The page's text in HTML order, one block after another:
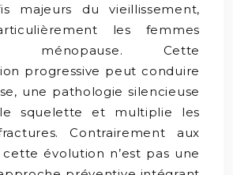
majeurs du vieillissement,
les femmes
Cette
progressive peut conduire
une pathologie silencieuse
squelette et multiplie les
Contrairement aux
cette évolution n’est pas une